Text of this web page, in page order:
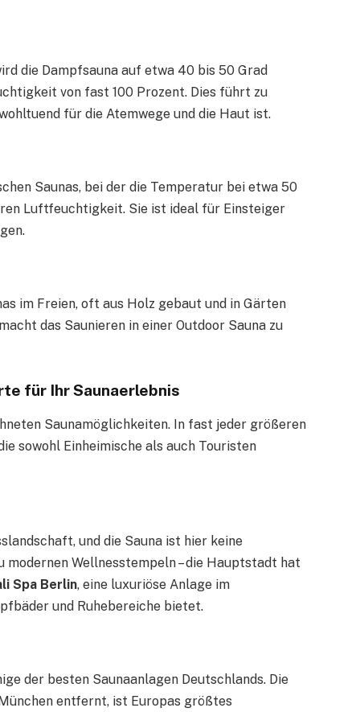
die Dampfsauna auf etwa 40 bis 50 Grad
von fast 100 Prozent. Dies führt zu
für die Atemwege und die Haut ist.
Saunas, bei der die Temperatur bei etwa 50
Luftfeuchtigkeit. Sie ist ideal für Einsteiger
im Freien, oft aus Holz gebaut und in Gärten
das Saunieren in einer Outdoor Sauna zu
für Ihr Saunaerlebnis
Saunamöglichkeiten. In fast jeder größeren
sowohl Einheimische als auch Touristen
und die Sauna ist hier keine
modernen Wellnesstempeln – die Hauptstadt hat
Spa Berlin, eine luxuriöse Anlage im
und Ruhebereiche bietet.
der besten Saunaanlagen Deutschlands. Die
entfernt, ist Europas größtes